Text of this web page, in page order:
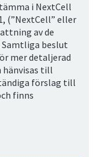
i NextCell
(”NextCell” eller
av de
beslut
mer detaljerad
till
förslag till
finns